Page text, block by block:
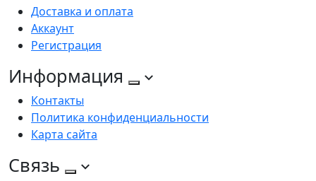
Доставка и оплата
Аккаунт
Регистрация
Информация
Контакты
Политика конфиденциальности
Карта сайта
Связь